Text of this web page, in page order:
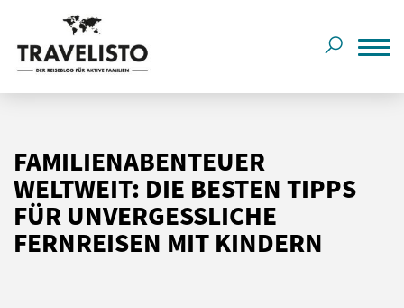
FAMILIENABENTEUER
WELTWEIT: DIE BESTEN TIPPS
FÜR UNVERGESSLICHE
FERNREISEN MIT KINDERN